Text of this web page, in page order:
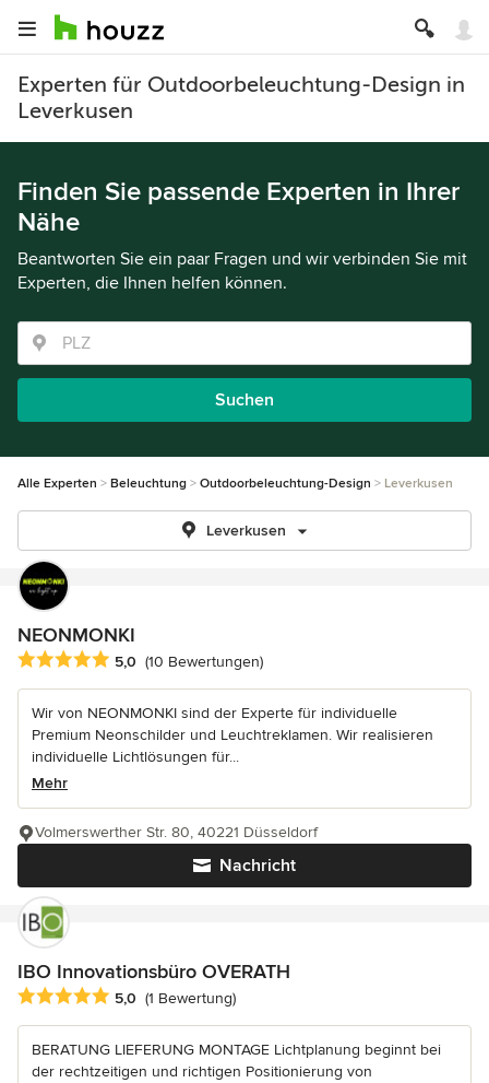
Experten für Outdoorbeleuchtung-Design in
Leverkusen
Finden Sie passende Experten in Ihrer
Nähe
Beantworten Sie ein paar Fragen und wir verbinden Sie mit
Experten, die Ihnen helfen können.
Suchen
Alle Experten Beleuchtung Outdoorbeleuchtung-Design Leverkusen
Leverkusen
NEONMONKI
Durchschnittliche Bewertung: 5 von 5 Sternen
5,0 (10 Bewertungen)
Wir von NEONMONKI sind der Experte für individuelle
Premium Neonschilder und Leuchtreklamen. Wir realisieren
individuelle Lichtlösungen für...
Mehr
Nachricht
Volmerswerther Str. 80, 40221 Düsseldorf
IBO Innovationsbüro OVERATH
Durchschnittliche Bewertung: 5 von 5 Sternen
5,0 (1 Bewertung)
BERATUNG LIEFERUNG MONTAGE Lichtplanung beginnt bei
der rechtzeitigen und richtigen Positionierung von